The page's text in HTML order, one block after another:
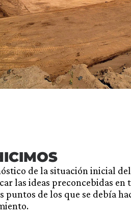
de la situación inicial
las ideas preconcebidas en
puntos de los que se debía